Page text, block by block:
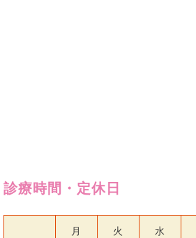
診療時間・定休日
月 火 水